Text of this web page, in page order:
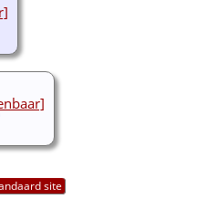
site